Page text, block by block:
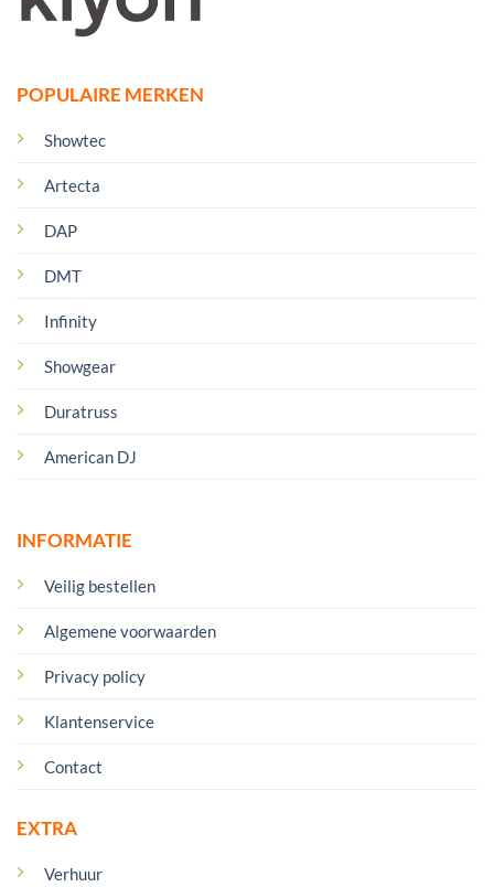
POPULAIRE MERKEN
Showtec
Artecta
DAP
DMT
Infinity
Showgear
Duratruss
American DJ
INFORMATIE
Veilig bestellen
Algemene voorwaarden
Privacy policy
Klantenservice
Contact
EXTRA
Verhuur